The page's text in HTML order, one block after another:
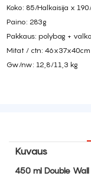
Koko: 85/Halkaisija x
Paino: 283g
Pakkaus: polybag +
Mitat / ctn:
Gw/nw: 12,8/11,3 kg
Kuvaus
450 ml Double